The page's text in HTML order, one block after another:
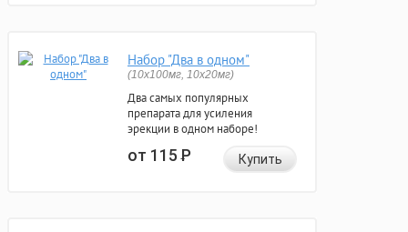
Набор "Два в одном"
(10x100мг, 10x20мг)
Два самых популярных
препарата для усиления
эрекции в одном наборе!
от 115Р Купить